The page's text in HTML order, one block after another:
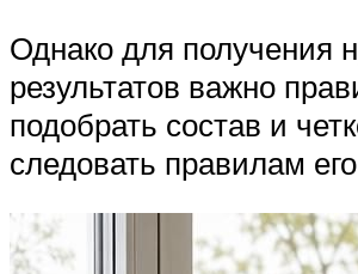
Однако для получения
результатов важно
подобрать состав и
следовать правилам